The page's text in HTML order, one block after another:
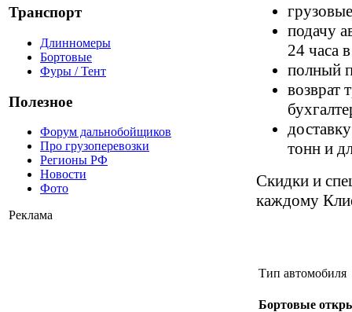
Транспорт
Длинномеры
Бортовые
Фуры / Тент
Полезное
Форум дальнобойщиков
Про грузоперевозки
Регионы РФ
Новости
Фото
Реклама
подачу
24 часа
полный
возврат
тонн и
Скидки и
каждому
Тип автомобиля
Бортовые